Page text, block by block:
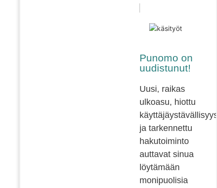
Punomo on
uudistunut!
Uusi, raikas
ulkoasu, hiottu
ja tarkennettu
hakutoiminto
auttavat sinua
löytämään
monipuolisia